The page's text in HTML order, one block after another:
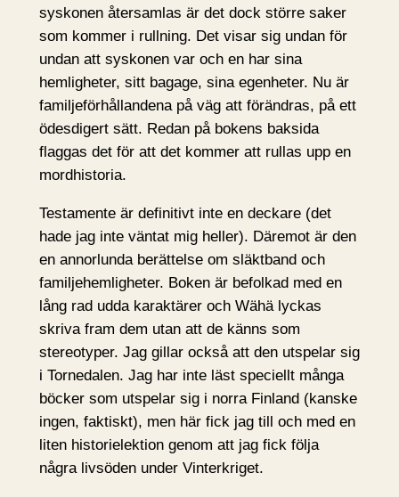
syskonen återsamlas är det dock större saker
som kommer i rullning. Det visar sig undan för
undan att syskonen var och en har sina
hemligheter, sitt bagage, sina egenheter. Nu är
familjeförhållandena på väg att förändras, på ett
ödesdigert sätt. Redan på bokens baksida
flaggas det för att det kommer att rullas upp en
mordhistoria.
Testamente är definitivt inte en deckare (det
hade jag inte väntat mig heller). Däremot är den
en annorlunda berättelse om släktband och
familjehemligheter. Boken är befolkad med en
lång rad udda karaktärer och Wähä lyckas
skriva fram dem utan att de känns som
stereotyper. Jag gillar också att den utspelar sig
i Tornedalen. Jag har inte läst speciellt många
böcker som utspelar sig i norra Finland (kanske
ingen, faktiskt), men här fick jag till och med en
liten historielektion genom att jag fick följa
några livsöden under Vinterkriget.